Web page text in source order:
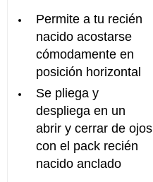
Permite a tu recién
nacido acostarse
cómodamente en
posición horizontal
Se pliega y
despliega en un
abrir y cerrar de ojos
con el pack recién
nacido anclado